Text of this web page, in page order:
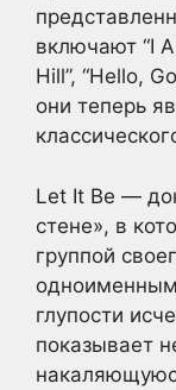
включают “I
Hill”, “Hello,
они теперь
Let It Be —
стене», в
группой
глупости
показывает